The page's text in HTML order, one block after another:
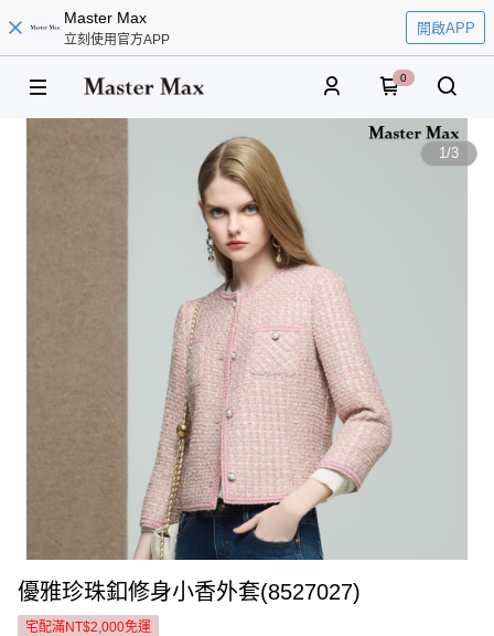
Master Max
立刻使用官方APP
開啟APP
0
1/3
優雅珍珠釦修身小香外套(8527027)
宅配滿NT$2,000免運